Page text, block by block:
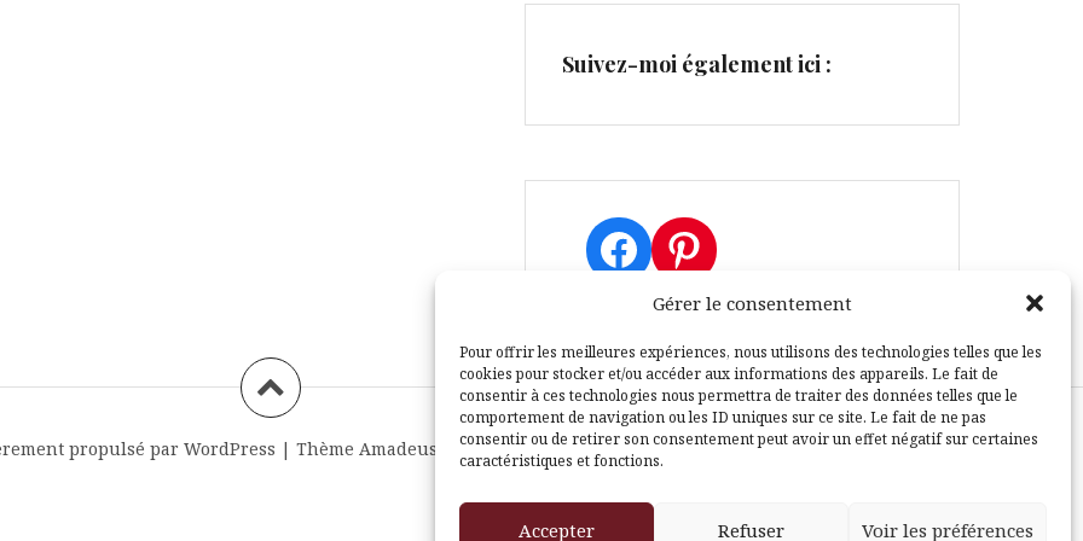
Gérer le consentement
Pour offrir les meilleures expériences, nous utilisons des technologies telles que les
cookies pour stocker et/ou accéder aux informations des appareils. Le fait de
consentir à ces technologies nous permettra de traiter des données telles que le
comportement de navigation ou les ID uniques sur ce site. Le fait de ne pas
consentir ou de retirer son consentement peut avoir un effet négatif sur certaines
caractéristiques et fonctions.
Accepter Refuser Voir les préférences
Suivez-moi également ici :
Facebook
Pinterest
propulsé par WordPress | Thème Amadeus par Themeisle